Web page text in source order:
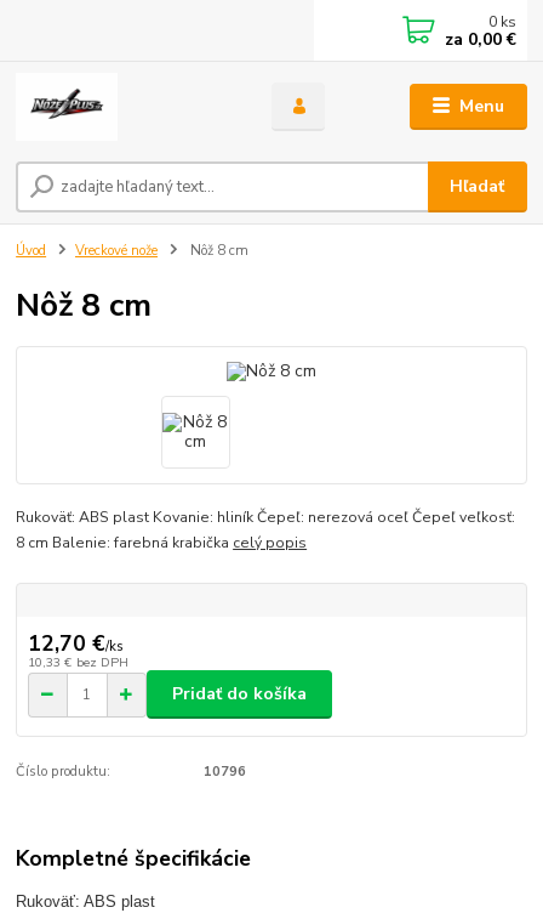
Menu
Hľadať
0 ks
za 0,00 €
Úvod Vreckové nože Nôž 8 cm
Nôž 8 cm
Rukoväť: ABS plast Kovanie: hliník Čepeľ: nerezová oceľ Čepeľ veľkosť:
8 cm Balenie: farebná krabička celý popis
12,70 €/ks
10,33 € bez DPH
Pridať do košíka
Číslo produktu: 10796
Kompletné špecifikácie
Rukoväť: ABS plast